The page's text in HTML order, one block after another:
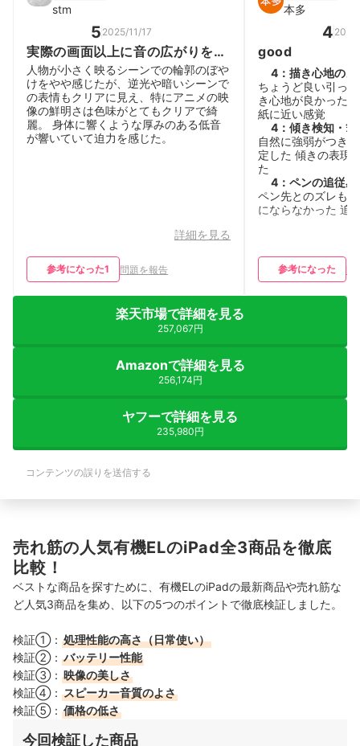
stm
5 2025/11/17
実際の画面以上に音の広がりを感
じる
人物が小さく映るシーンでの輪郭のぼや
けをやや感じたが、逆光や暗いシーンで
の表情もクリアに見え、特にアニメの映
像の鮮明さは色味がとてもクリアで綺
麗。 身体に響くような厚みのある低音
が響いていて迫力を感じた。
詳細を見る
参考になった1 問題を報告
本多
4
good
4 ： 描き心地のよ
ちょうど良い引っ
き心地が良かった
紙に近い感覚
4 ： 傾き検知・
自然に強弱がつき
定した 傾きの表現
た
4 ： ペンの追従感
ペン先とのズレも
にならなかった 追
参考になった
楽天市場で詳細を見る
257,067円
Amazonで詳細を見る
256,174円
ヤフーで詳細を見る
235,980円
コンテンツの誤りを送信する
売れ筋の人気有機ELのiPad全3商品を徹底
比較！
ベストな商品を探すために、有機ELのiPadの最新商品や売れ筋な
ど人気3商品を集め、以下の5つのポイントで徹底検証しました。
検証①： 処理性能の高さ（日常使い）
検証②： バッテリー性能
検証③： 映像の美しさ
検証④： スピーカー音質のよさ
検証⑤： 価格の低さ
今回検証した商品